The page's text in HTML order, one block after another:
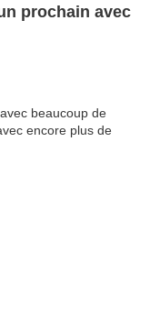
prochain avec